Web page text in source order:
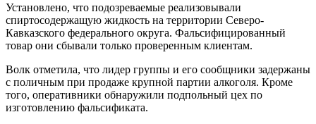
Установлено, что подозреваемые реализовывали
спиртосодержащую жидкость на территории Северо-
Кавказского федерального округа. Фальсифицированный
товар они сбывали только проверенным клиентам.
Волк отметила, что лидер группы и его сообщники задержаны
с поличным при продаже крупной партии алкоголя. Кроме
того, оперативники обнаружили подпольный цех по
изготовлению фальсификата.